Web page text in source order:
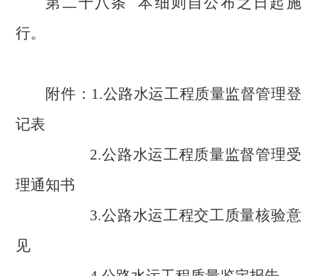
行。
附件： 1.公路水运工程质量监督管理登
记表
2.公路水运工程质量监督管理受
理通知书
3.公路水运工程交工质量核验意
见